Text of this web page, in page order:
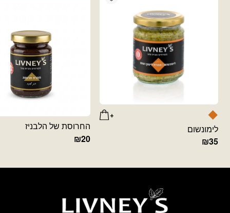
לימונשום
₪35
החרוסת של הלבניז
₪20